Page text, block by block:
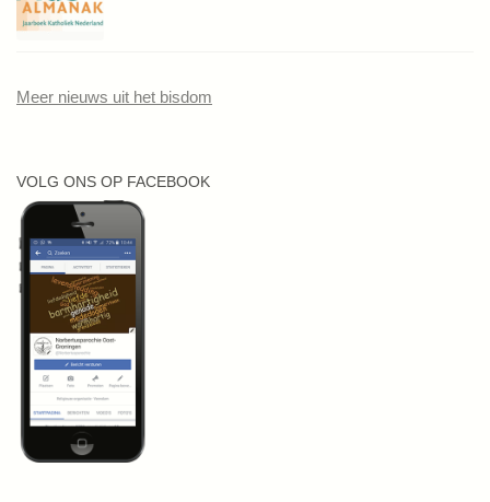
Meer nieuws uit het bisdom
VOLG ONS OP FACEBOOK